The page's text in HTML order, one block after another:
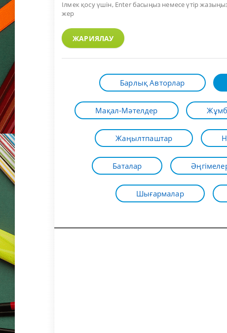
Ілмек қосу үшін, Enterбасыңыз немесе үтір
жер
ЖАРИЯЛАУ
Барлық Авторлар
Мақал-Мәтелдер
Жаңылтпаштар
Баталар
Шығармалар